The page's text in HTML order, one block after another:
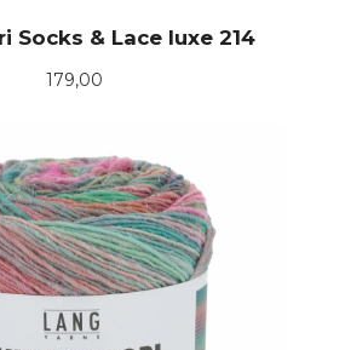
Socks & Lace luxe 214
Pris
179,00